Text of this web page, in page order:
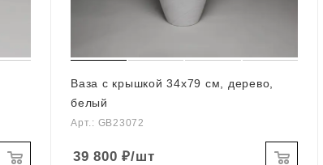
Ваза с крышкой 34х79 см, дерево,
белый
Арт.: GB23072
39 800 ₽/шт